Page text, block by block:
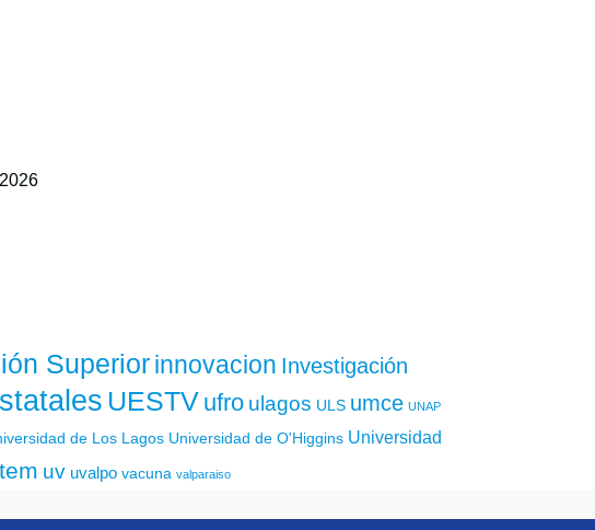
Superiorinnovacion Investigación
UESTV ufro ulagos ULS umce UNAP
de Los Lagos Universidad de O'Higgins Universidad
uv uvalpo vacuna valparaiso